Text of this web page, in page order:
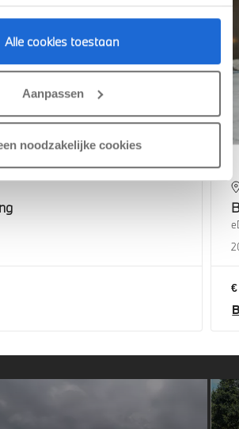
Alle cookies toestaan
Aanpassen
noodzakelijke cookies